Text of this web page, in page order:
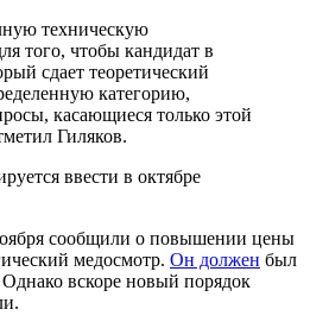
техническую
того, чтобы кандидат в
сдает теоретический
категорию,
касающиеся только этой
Гиляков.
ввести в октябре
сообщили о повышении цены
медосмотр. Он должен был
вскоре новый порядок